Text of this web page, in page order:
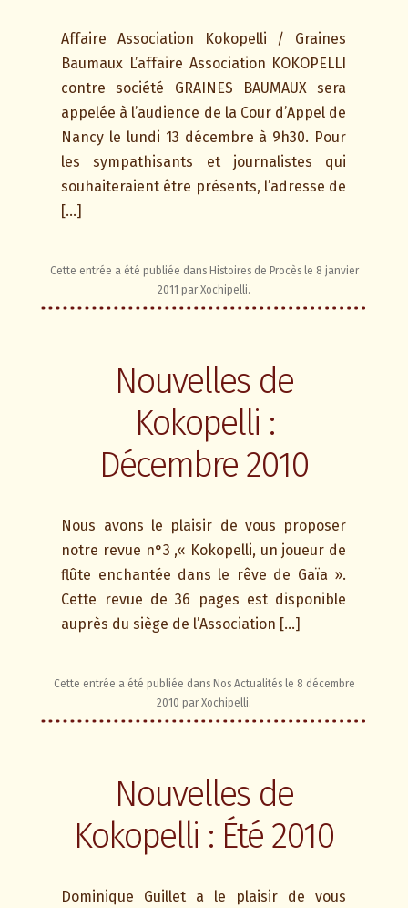
Affaire Association Kokopelli / Graines
Baumaux L’affaire Association KOKOPELLI
contre société GRAINES BAUMAUX sera
appelée à l’audience de la Cour d’Appel de
Nancy le lundi 13 décembre à 9h30. Pour
les sympathisants et journalistes qui
souhaiteraient être présents, l’adresse de
[…]
Cette entrée a été publiée dans Histoires de Procèsle 8 janvier
2011 par Xochipelli.
Nouvelles de
Kokopelli :
Décembre 2010
Nous avons le plaisir de vous proposer
notre revue n°3 ,« Kokopelli, un joueur de
flûte enchantée dans le rêve de Gaïa ».
Cette revue de 36 pages est disponible
auprès du siège de l’Association […]
Cette entrée a été publiée dans Nos Actualitésle 8 décembre
2010 par Xochipelli.
Nouvelles de
Kokopelli : Été 2010
Dominique Guillet a le plaisir de vous